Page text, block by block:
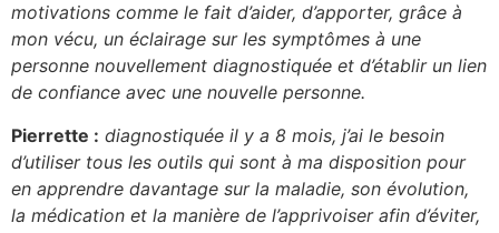
motivations comme le fait d’aider, d’apporter, grâce à
mon vécu, un éclairage sur les symptômes à une
personne nouvellement diagnostiquée et d’établir un lien
de confiance avec une nouvelle personne.
Pierrette : diagnostiquée il y a 8 mois, j’ai le besoin
d’utiliser tous les outils qui sont à ma disposition pour
en apprendre davantage sur la maladie, son évolution,
la médication et la manière de l’apprivoiser afin d’éviter,